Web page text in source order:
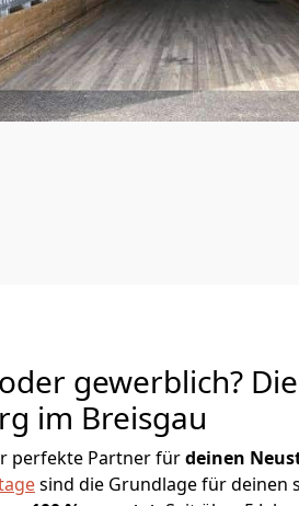
gewerblich?
im Breisgau
perfekte Partner fürdeinen
sind die Grundlage für deinen